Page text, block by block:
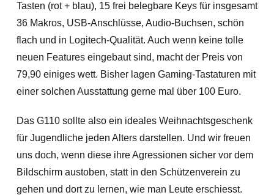
Tasten (rot + blau), 15 frei belegbare Keys für insgesamt
36 Makros, USB-Anschlüsse, Audio-Buchsen, schön
flach und in Logitech-Qualität. Auch wenn keine tolle
neuen Features eingebaut sind, macht der Preis von
79,90 einiges wett. Bisher lagen Gaming-Tastaturen mit
einer solchen Ausstattung gerne mal über 100 Euro.
Das G110 sollte also ein ideales Weihnachtsgeschenk
für Jugendliche jeden Alters darstellen. Und wir freuen
uns doch, wenn diese ihre Agressionen sicher vor dem
Bildschirm austoben, statt in den Schützenverein zu
gehen und dort zu lernen, wie man Leute erschiesst.